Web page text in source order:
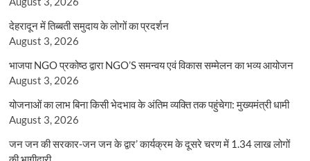
देहरादून में तिब्बती समुदाय के लोगों का प्रदर्शन
August 3, 2026
भाजपा NGO प्रकोष्ठ द्वारा NGO’S समन्वय एवं विकास सम्मेलन का भव्य आयोजन
August 3, 2026
योजनाओं का लाभ बिना किसी भेदभाव के अंतिम व्यक्ति तक पहुंचेगा: मुख्यमंत्री धामी
August 3, 2026
जन जन की सरकार-जन जन के द्वार’ कार्यक्रम के दूसरे चरण में 1.34 लाख लोगों